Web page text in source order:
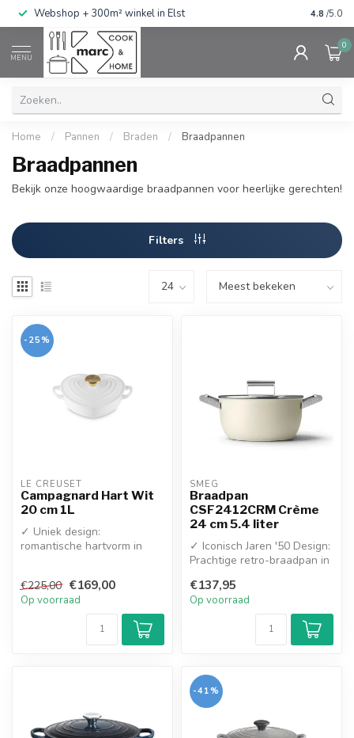
Webshop + 300m² winkel in Elst Gratis
4.8 /5.0
MENU
0
Home / Pannen / Braden / Braadpannen
Braadpannen
Bekijk onze hoogwaardige braadpannen voor heerlijke gerechten!
Filters
-25%
LE CREUSET
Campagnard Hart Wit
20 cm 1L
✓ Uniek design:
romantische hartvorm in
€225,00 €169,00
Op voorraad
SMEG
Braadpan
CSF2412CRM Crème
24 cm 5.4 liter
✓ Iconisch Jaren '50 Design:
Prachtige retro-braadpan in
€137,95
Op voorraad
-41%